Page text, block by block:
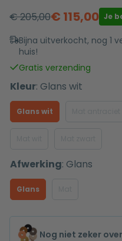
€205,00
Oorspronkelijke
prijs
was:
€ 205,00.
€ 115,00
Huidige
prijs
€ 115,00.
Je
Bijna uitverkocht, nog 1
huis!
Gratis verzending
Kleur: Glans wit
Glans wit
Afwerking: Glans
Glans
Nog niet zeker